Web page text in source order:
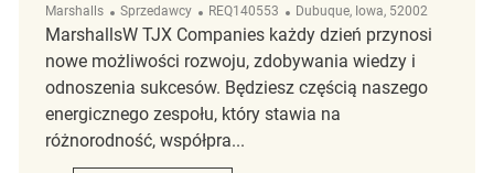
Marshalls Kategoria
Sprzedawcy ReqId
REQ140553 Lokalizacja
Dubuque, Iowa, 52002
MarshallsW TJX Companies każdy dzień przynosi
nowe możliwości rozwoju, zdobywania wiedzy i
odnoszenia sukcesów. Będziesz częścią naszego
energicznego zespołu, który stawia na
różnorodność, współpra...